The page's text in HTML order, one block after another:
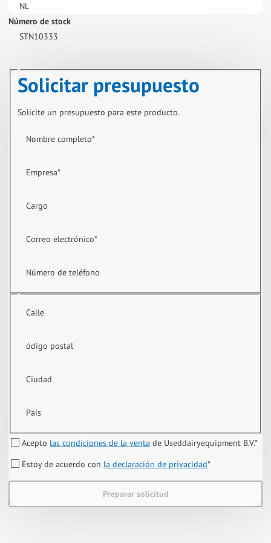
NL
Número de stock
STN10333
Solicitar presupuesto
Solicite un presupuesto para este producto.
Nombre completo*
Empresa*
Cargo
Correo electrónico*
Número de teléfono
Calle
ódigo postal
Ciudad
País
Acepto las condiciones de la venta de Useddairyequipment B.V.*
Estoy de acuerdo con la declaración de privacidad*
Preparar solicitud